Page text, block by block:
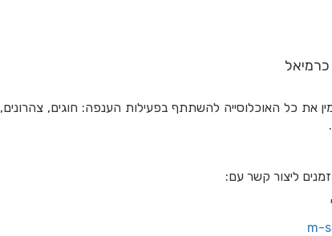
את כל האוכלוסייה להשתתף בפעילות הענפה: חוגים, צהרונים,
ליצור קשר עם:
m-